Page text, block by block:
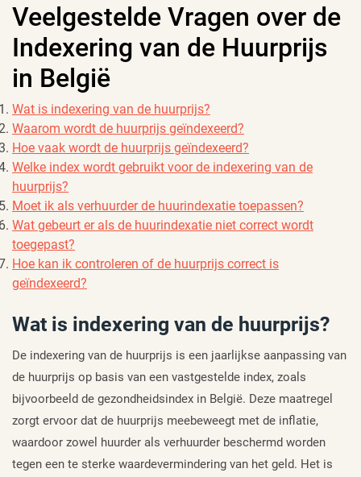
Veelgestelde Vragen over de
Indexering van de Huurprijs
in België
Wat is indexering van de huurprijs?
Waarom wordt de huurprijs geïndexeerd?
Hoe vaak wordt de huurprijs geïndexeerd?
Welke index wordt gebruikt voor de indexering van de
huurprijs?
Moet ik als verhuurder de huurindexatie toepassen?
Wat gebeurt er als de huurindexatie niet correct wordt
toegepast?
Hoe kan ik controleren of de huurprijs correct is
geïndexeerd?
Wat is indexering van de huurprijs?
De indexering van de huurprijs is een jaarlijkse aanpassing van
de huurprijs op basis van een vastgestelde index, zoals
bijvoorbeeld de gezondheidsindex in België. Deze maatregel
zorgt ervoor dat de huurprijs meebeweegt met de inflatie,
waardoor zowel huurder als verhuurder beschermd worden
tegen een te sterke waardevermindering van het geld. Het is